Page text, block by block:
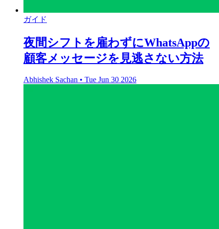
ガイド
夜間シフトを雇わずにWhatsAppの
顧客メッセージを見逃さない方法
Abhishek Sachan • Tue Jun 30 2026